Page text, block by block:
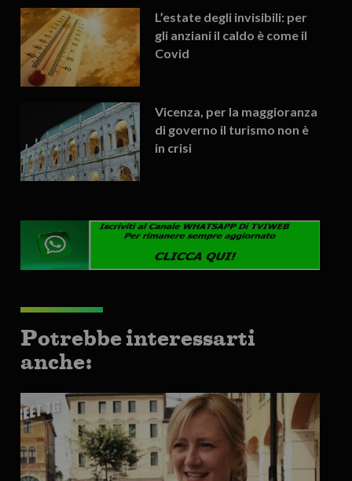
L’estate degli invisibili: per
gli anziani il caldo è come il
Covid
Vicenza, per la maggioranza
di governo il turismo non è
in crisi
Potrebbe interessarti
anche: